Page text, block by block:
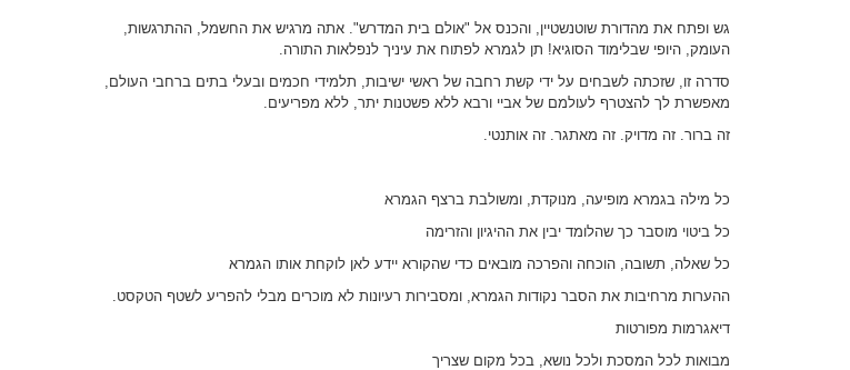
גש ופתח את מהדורת שוטנשטיין, והכנס אל "אולם בית המדרש". אתה מרגיש את החשמל, ההתרגשות,
העומק, היופי שבלימוד הסוגיא! תן לגמרא לפתוח את עיניך לנפלאות התורה.
סדרה זו, שזכתה לשבחים על ידי קשת רחבה של ראשי ישיבות, תלמידי חכמים ובעלי בתים ברחבי העולם,
מאפשרת לך להצטרף לעולמם של אביי ורבא ללא פשטנות יתר, ללא מפריעים.
זה ברור. זה מדויק. זה מאתגר. זה אותנטי.
כל מילה בגמרא מופיעה, מנוקדת, ומשולבת ברצף הגמרא
כל ביטוי מוסבר כך שהלומד יבין את ההיגיון והזרימה
כל שאלה, תשובה, הוכחה והפרכה מובאים כדי שהקורא יידע לאן לוקחת אותו הגמרא
ההערות מרחיבות את הסבר נקודות הגמרא, ומסבירות רעיונות לא מוכרים מבלי להפריע לשטף הטקסט.
דיאגרמות מפורטות
מבואות לכל המסכת ולכל נושא, בכל מקום שצריך